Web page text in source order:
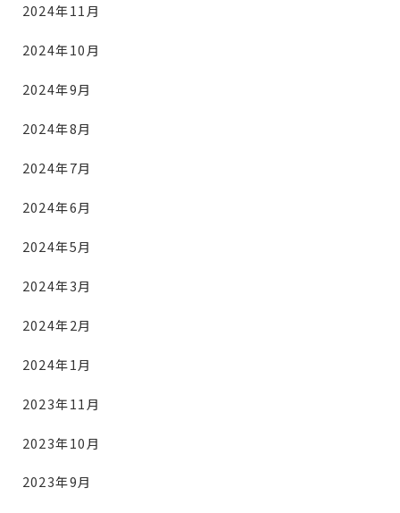
2024年11月
2024年10月
2024年9月
2024年8月
2024年7月
2024年6月
2024年5月
2024年3月
2024年2月
2024年1月
2023年11月
2023年10月
2023年9月